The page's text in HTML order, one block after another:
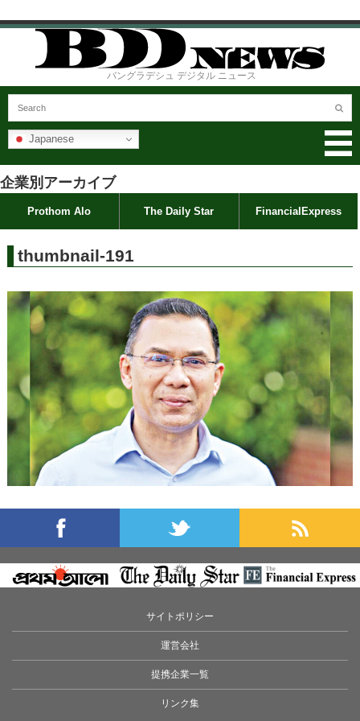
バングラデシュ デジタル ニュース
Japanese
企業別アーカイブ
Prothom Alo The Daily Star FinancialExpress
thumbnail-191
サイトポリシー
運営会社
提携企業一覧
リンク集